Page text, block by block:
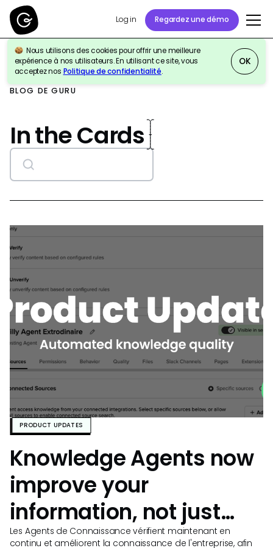
Log in Regardez une démo
Nous utilisons des cookies pour offrir une meilleure
expérience à nos utilisateurs. En utilisant ce site, vous
acceptez nos Politique de confidentialité.
OK
BLOG DE GURU
In the Cards
PRODUCT UPDATES
Knowledge Agents now
improve your
information, not just
find it
Les Agents de Connaissance vérifient maintenant en
continu et améliorent la connaissance de l'entreprise, afin